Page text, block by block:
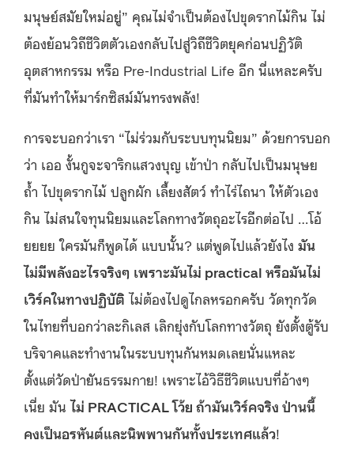
มนุษย์สมัยใหม่อยู่” คุณไม่จำเป็นต้องไปขุดรากไม้กิน ไม่
ต้องย้อนวิถีชีวิตตัวเองกลับไปสู่วิถีชีวิตยุคก่อนปฏิวัติ
อุตสาหกรรม หรือ Pre-Industrial Life อีก นี่แหละครับ
ที่มันทำให้มาร์กซิสม์มันทรงพลัง!
การจะบอกว่าเรา “ไม่ร่วมกับระบบทุนนิยม” ด้วยการบอก
ว่า เออ งั้นกูจะจาริกแสวงบุญ เข้าป่า กลับไปเป็นมนุษย
ถ้ำ ไปขุดรากไม้ ปลูกผัก เลี้ยงสัตว์ ทำไร่ไถนา ให้ตัวเอง
กิน ไม่สนใจทุนนิยมและโลกทางวัตถุอะไรอีกต่อไป …โอ้
ยยยย ใครมันก็พูดได้ แบบนั้น? แต่พูดไปแล้วยังไง มัน
ไม่มีพลังอะไรจริงๆ เพราะมันไม่ practical หรือมันไม่
เวิร์คในทางปฏิบัติ ไม่ต้องไปดูไกลหรอกครับ วัดทุกวัด
ในไทยที่บอกว่าละกิเลส เลิกยุ่งกับโลกทางวัตถุ ยังตั้งตู้รับ
บริจาคและทำงานในระบบทุนกันหมดเลยนั่นแหละ
ตั้งแต่วัดป่ายันธรรมกาย! เพราะไอ้วิธีชีวิตแบบที่อ้างๆ
เนี่ย มันไม่ PRACTICAL โว้ย ถ้ามันเวิร์คจริง ป่านนี้
คงเป็นอรหันต์และนิพพานกันทั้งประเทศแล้ว!